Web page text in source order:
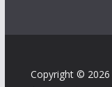
Copyright ©